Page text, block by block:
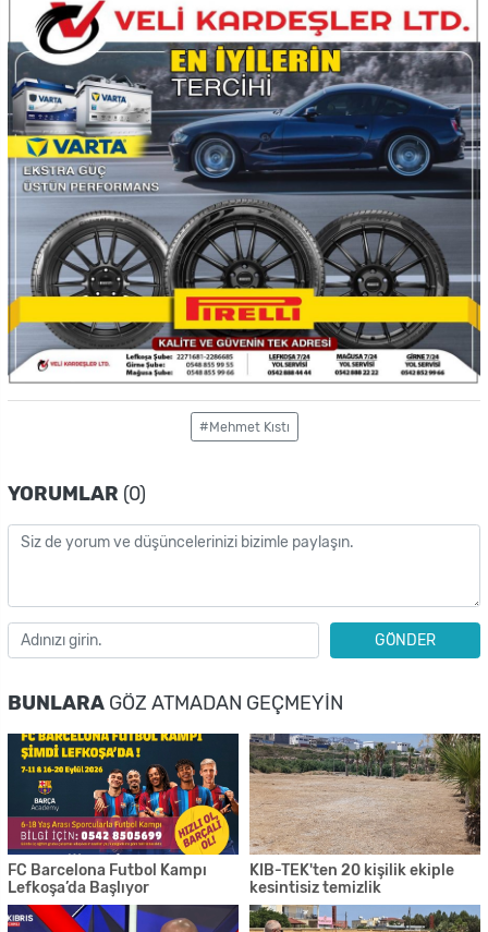
#Mehmet Kıstı
YORUMLAR (0)
GÖNDER
BUNLARA GÖZ ATMADAN GEÇMEYIN
FC Barcelona Futbol Kampı
Lefkoşa’da Başlıyor
KIB-TEK'ten 20 kişilik ekiple
kesintisiz temizlik